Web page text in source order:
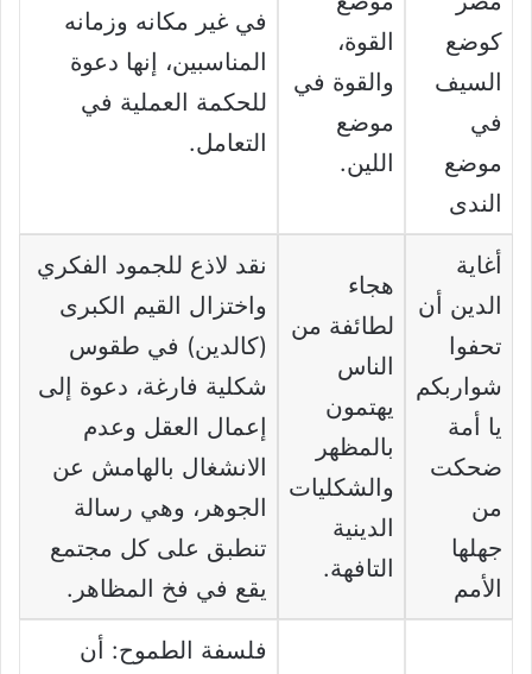
كوضع
السيف
في
موضع
الندى
القوة،
والقوة في
موضع
اللين.
في غير مكانه وزمانه
المناسبين، إنها دعوة
للحكمة العملية في
التعامل.
أغاية
الدين أن
تحفوا
شواربكم
يا أمة
ضحكت
من
جهلها
الأمم
هجاء
لطائفة من
الناس
يهتمون
بالمظهر
والشكليات
الدينية
التافهة.
نقد لاذع للجمود الفكري
واختزال القيم الكبرى
(كالدين) في طقوس
شكلية فارغة، دعوة إلى
إعمال العقل وعدم
الانشغال بالهامش عن
الجوهر، وهي رسالة
تنطبق على كل مجتمع
يقع في فخ المظاهر.
فلسفة الطموح: أن